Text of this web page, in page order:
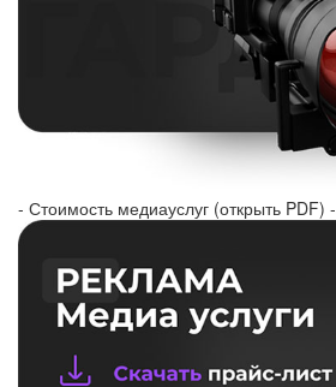
- Стоимость медиауслуг (открыть PDF) -